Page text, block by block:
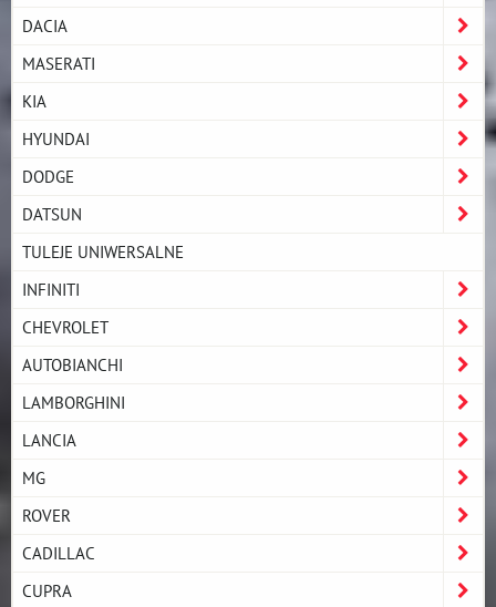
DACIA
MASERATI
KIA
HYUNDAI
DODGE
DATSUN
TULEJE UNIWERSALNE
INFINITI
CHEVROLET
AUTOBIANCHI
LAMBORGHINI
LANCIA
MG
ROVER
CADILLAC
CUPRA